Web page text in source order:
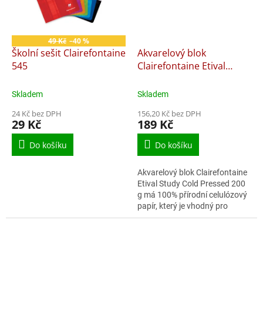
49 Kč –40 %
Školní sešit Clairefontaine
545
Skladem
24 Kč bez DPH
29 Kč
Do košíku
Akvarelový blok
Clairefontaine Etival
10 listů, 200 g
Skladem
156,20 Kč bez DPH
189 Kč
Do košíku
Akvarelový blok Clairefontaine
Etival Study Cold Pressed 200
g má 100% přírodní celulózový
papír, který je vhodný pro
začátečníky, příležitostné